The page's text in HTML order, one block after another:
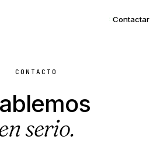
Contactar
CONTACTO
serio.